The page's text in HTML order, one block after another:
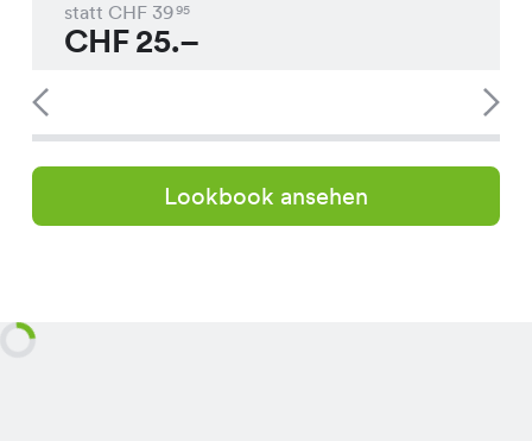
statt CHF 3995
CHF25.–
Lookbook ansehen